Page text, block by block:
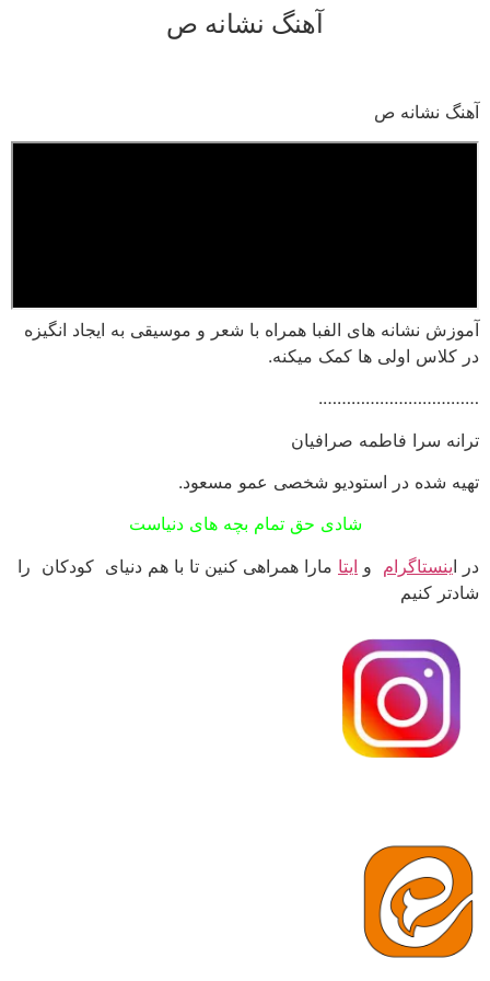
آهنگ نشانه ص
آهنگ نشانه ص
آموزش نشانه های الفبا همراه با شعر و موسیقی به ایجاد انگیزه
در کلاس اولی ها کمک میکنه.
…………………………….
ترانه سرا فاطمه صرافیان
تهیه شده در استودیو شخصی عمو مسعود.
شادی حق تمام بچه های دنیاست
در اینستاگرام و ایتا مارا همراهی کنین تا با هم دنیای کودکان را
شادتر کنیم